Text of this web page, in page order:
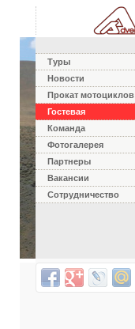
Туры
Новости
Прокат мотоциклов
Гостевая
Команда
Фотогалерея
Партнеры
Вакансии
Сотрудничество